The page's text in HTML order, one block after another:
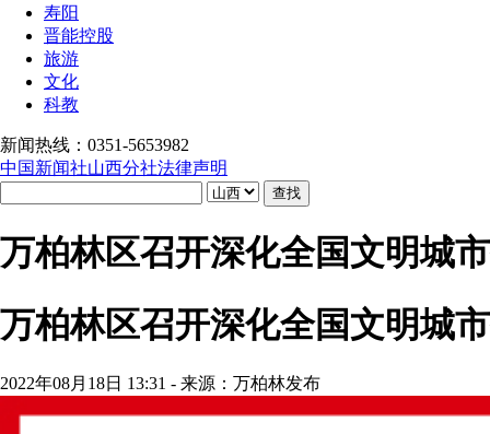
寿阳
晋能控股
旅游
文化
科教
新闻热线：0351-5653982
中国新闻社山西分社法律声明
万柏林区召开深化全国文明城
万柏林区召开深化全国文明城
2022年08月18日 13:31 - 来源：万柏林发布